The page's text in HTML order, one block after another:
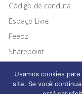
Código de conduta
Espaço Livre
Feedz
Sharepoint
Usamos cookies
site. Se você